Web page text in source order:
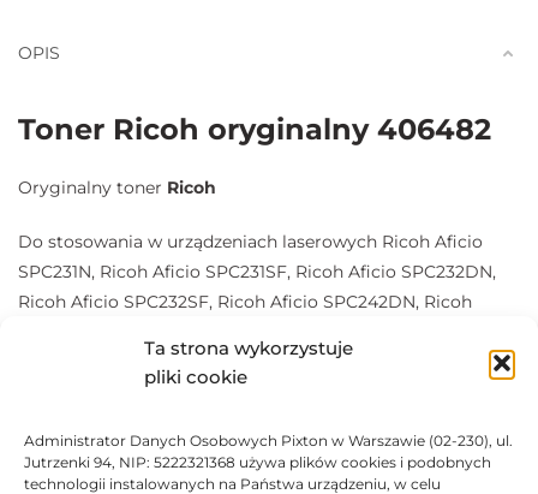
Ta strona wykorzystuje
pliki cookie
Administrator Danych Osobowych Pixton w Warszawie (02-230), ul.
Jutrzenki 94, NIP: 5222321368 używa plików cookies i podobnych
technologii instalowanych na Państwa urządzeniu, w celu
OPIS
Toner Ricoh oryginalny 406482
Oryginalny toner Ricoh
Do stosowania w urządzeniach laserowych Ricoh Aficio
SPC231N, Ricoh Aficio SPC231SF, Ricoh Aficio SPC232DN,
Ricoh Aficio SPC232SF, Ricoh Aficio SPC242DN, Ricoh
Ricoh Aficio SPC312DN, Ricoh Aficio SPC320DN, Ricoh
Aficio SPC342DN.
Zapewniaszybki i precyzyjnywydruk.